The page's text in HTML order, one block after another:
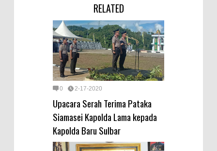
RELATED
0 2-17-2020
Upacara Serah Terima Pataka
Siamasei Kapolda Lama kepada
Kapolda Baru Sulbar